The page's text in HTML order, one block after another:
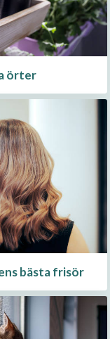
örter
bästa frisör